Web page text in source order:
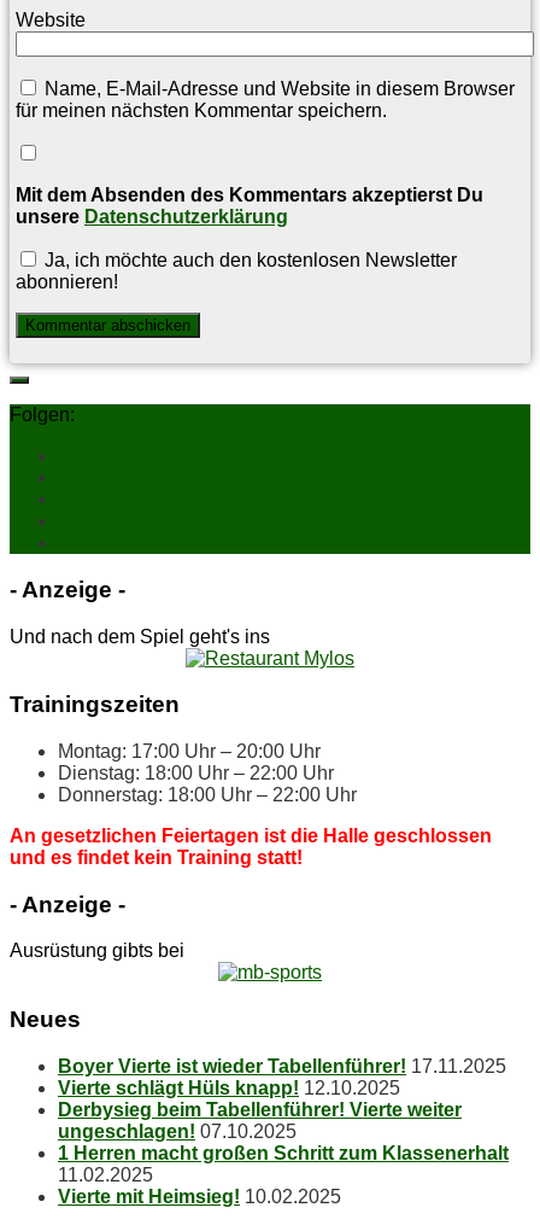
Website
Name, E-Mail-Adresse und Website in diesem Browser
für meinen nächsten Kommentar speichern.
Mit dem Absenden des Kommentars akzeptierst Du
unsere Datenschutzerklärung
Ja, ich möchte auch den kostenlosen Newsletter
abonnieren!
Folgen:
- An­zei­ge -
Und nach dem Spiel geht's ins
Trai­nings­zei­ten
Mon­tag: 17:00 Uhr – 20:00 Uhr
Diens­tag: 18:00 Uhr – 22:00 Uhr
Don­ners­tag: 18:00 Uhr – 22:00 Uhr
An ge­setz­li­chen Fei­er­ta­gen ist die Hal­le ge­schlos­sen
und es fin­det kein Trai­ning statt!
- An­zei­ge -
Ausrüstung gibts bei
Neu­es
Boy­er Vier­te ist wie­der Tabellenführer! 17.11.2025
Vier­te schlägt Hüls knapp! 12.10.2025
Der­by­sieg beim Ta­bel­len­füh­rer! Vier­te wei­ter
ungeschlagen! 07.10.2025
1 Her­ren macht gro­ßen Schritt zum Klassenerhalt
11.02.2025
Vier­te mit Heimsieg! 10.02.2025